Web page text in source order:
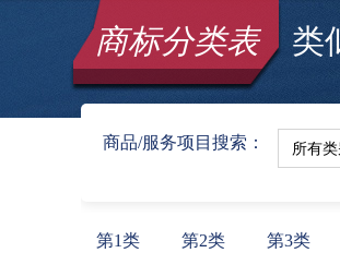
商标分类表类似
商品/服务项目搜索：
第1类 第2类 第3类